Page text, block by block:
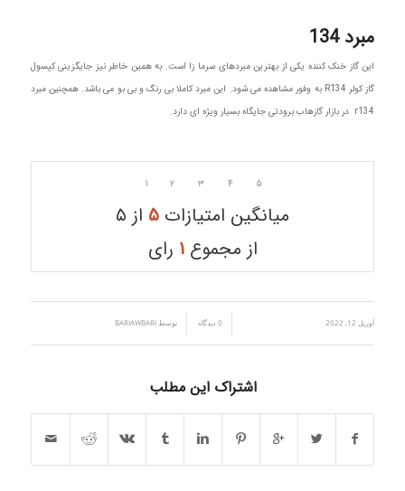
مبرد 134
این گاز خنک کننده یکی از بهترین مبردهای سرما زا است. به همین خاطر نیز جایگزینی کپسول
گاز کولر R134 به وفور مشاهده می شود. این مبرد کاملا بی رنگ و بی بو می باشد. همچنین مبرد
r134 در بازار گازهاب برودتی جایگاه بسیار ویژه ای دارد.
۱ ۲ ۳ ۴ ۵
میانگین امتیازات ۵ از ۵
از مجموع۱ رای
آوریل 12, 2022 0 دیدگاه توسط BARIAWBARI
اشتراک این مطلب